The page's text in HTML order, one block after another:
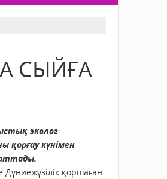
СЫЙҒА
эколог
қорғау күнімен
қоршаған